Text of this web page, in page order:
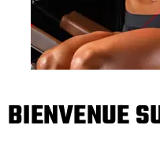
BIENVENUE